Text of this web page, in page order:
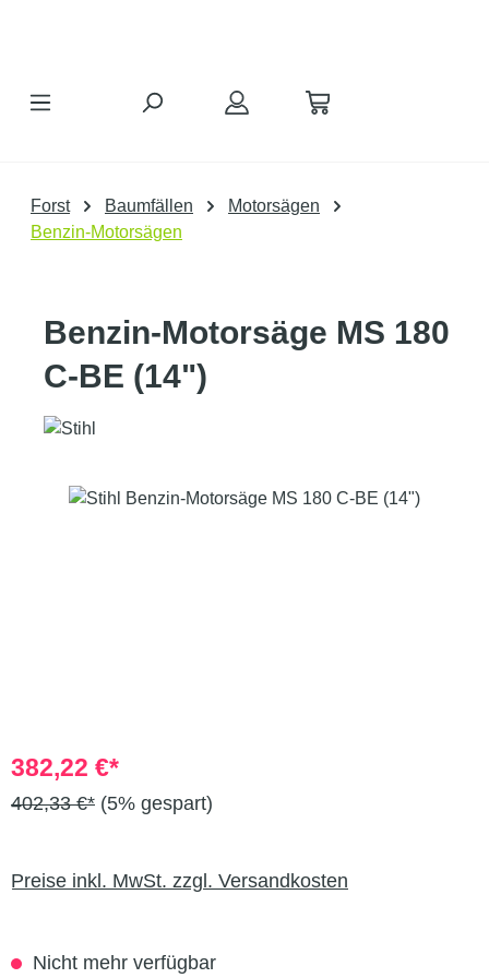
Forst Baumfällen
Motorsägen
Benzin-Motorsägen
Benzin-Motorsäge MS 180
C-BE (14")
382,22 €*
402,33 €* (5% gespart)
Preise inkl. MwSt. zzgl. Versandkosten
Nicht mehr verfügbar